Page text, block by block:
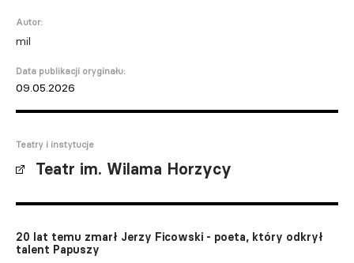
Autor:
mil
Data publikacji oryginału:
09.05.2026
Teatry i instytucje
Teatr im. Wilama Horzycy
20 lat temu zmarł Jerzy Ficowski - poeta, który odkrył
talent Papuszy